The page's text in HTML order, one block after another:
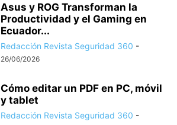
Asus y ROG Transforman la
Productividad y el Gaming en
Ecuador...
Redacción Revista Seguridad 360 -
26/06/2026
Cómo editar un PDF en PC, móvil
y tablet
Redacción Revista Seguridad 360 -